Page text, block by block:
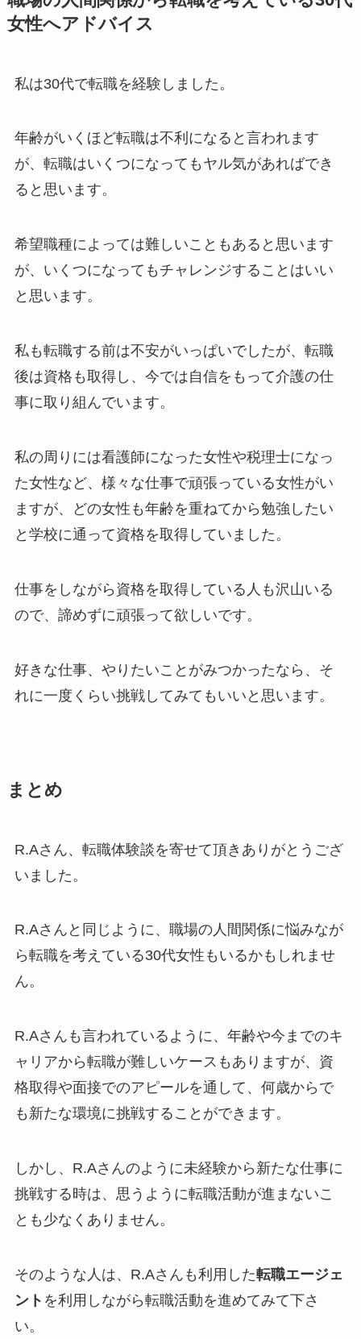
女性へアドバイス
私は30代で転職を経験しました。
年齢がいくほど転職は不利になると言われます
が、転職はいくつになってもヤル気があればでき
ると思います。
希望職種によっては難しいこともあると思います
が、いくつになってもチャレンジすることはいい
と思います。
私も転職する前は不安がいっぱいでしたが、転職
後は資格も取得し、今では自信をもって介護の仕
事に取り組んでいます。
私の周りには看護師になった女性や税理士になっ
た女性など、様々な仕事で頑張っている女性がい
ますが、どの女性も年齢を重ねてから勉強したい
と学校に通って資格を取得していました。
仕事をしながら資格を取得している人も沢山いる
ので、諦めずに頑張って欲しいです。
好きな仕事、やりたいことがみつかったなら、そ
れに一度くらい挑戦してみてもいいと思います。
まとめ
R.Aさん、転職体験談を寄せて頂きありがとうござ
いました。
R.Aさんと同じように、職場の人間関係に悩みなが
ら転職を考えている30代女性もいるかもしれませ
ん。
R.Aさんも言われているように、年齢や今までのキ
ャリアから転職が難しいケースもありますが、資
格取得や面接でのアピールを通して、何歳からで
も新たな環境に挑戦することができます。
しかし、R.Aさんのように未経験から新たな仕事に
挑戦する時は、思うように転職活動が進まないこ
とも少なくありません。
そのような人は、R.Aさんも利用した転職エージェ
ント を利用しながら転職活動を進めてみて下さ
い。